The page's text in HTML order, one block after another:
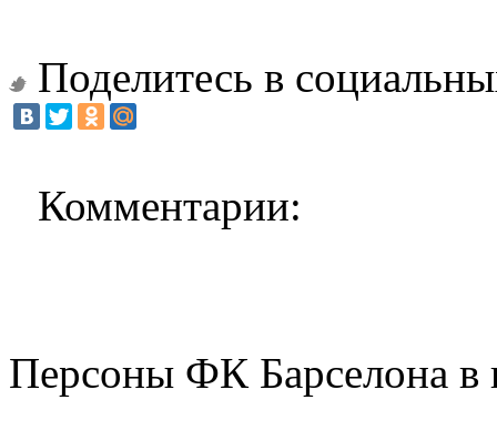
Поделитесь в
Комментарии:
Персоны ФК Барселона в